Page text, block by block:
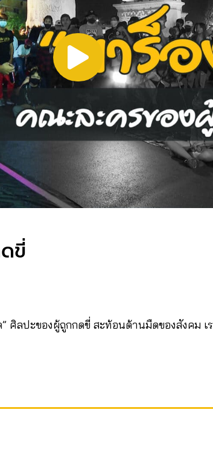
ขี่
ศิลปะของผู้ถูกกดขี่ สะท้อนด้านมืดของสังคม